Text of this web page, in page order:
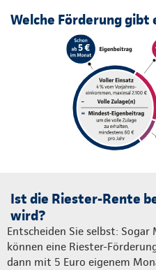
Welche Förderung gibt
Ist die Riester-Rente
wird?
Entscheiden Sie selbst: Sogar
können eine Riester-
dann mit 5 Euro eigenem